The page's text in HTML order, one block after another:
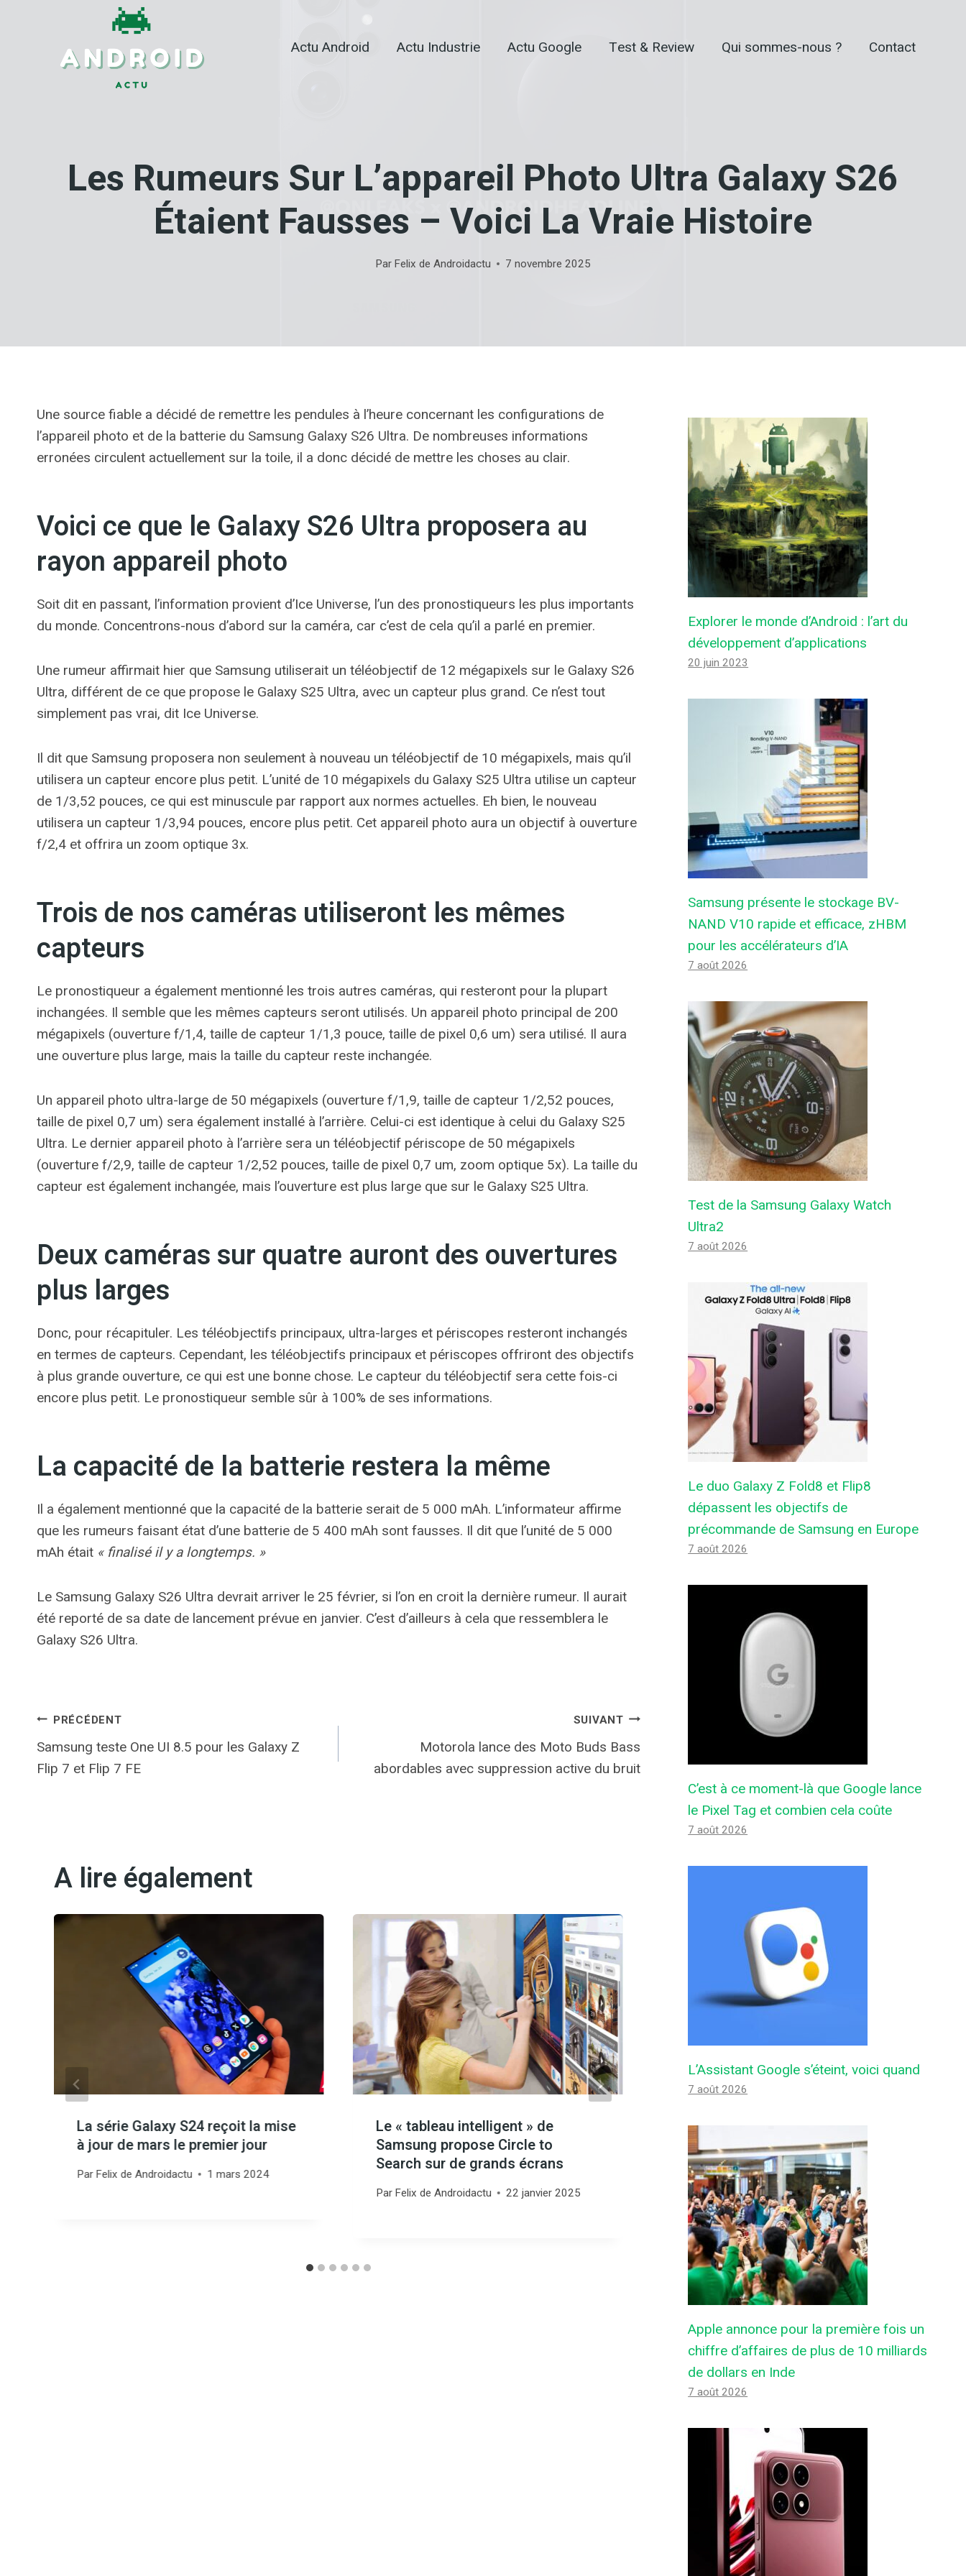
Actu Android Actu Industrie Actu Google Test & Review Qui sommes-nous ? Contact
Les Rumeurs Sur L’appareil Photo Ultra Galaxy S26
Étaient Fausses – Voici La Vraie Histoire
Par Felix de Androidactu 7 novembre 2025
Une source fiable a décidé de remettre les pendules à l’heure concernant les configurations de
l’appareil photo et de la batterie du Samsung Galaxy S26 Ultra. De nombreuses informations
erronées circulent actuellement sur la toile, il a donc décidé de mettre les choses au clair.
Voici ce que le Galaxy S26 Ultra proposera au
rayon appareil photo
Soit dit en passant, l’information provient d’Ice Universe, l’un des pronostiqueurs les plus importants
du monde. Concentrons-nous d’abord sur la caméra, car c’est de cela qu’il a parlé en premier.
Une rumeur affirmait hier que Samsung utiliserait un téléobjectif de 12 mégapixels sur le Galaxy S26
Ultra, différent de ce que propose le Galaxy S25 Ultra, avec un capteur plus grand. Ce n’est tout
simplement pas vrai, dit Ice Universe.
Il dit que Samsung proposera non seulement à nouveau un téléobjectif de 10 mégapixels, mais qu’il
utilisera un capteur encore plus petit. L’unité de 10 mégapixels du Galaxy S25 Ultra utilise un capteur
de 1/3,52 pouces, ce qui est minuscule par rapport aux normes actuelles. Eh bien, le nouveau
utilisera un capteur 1/3,94 pouces, encore plus petit. Cet appareil photo aura un objectif à ouverture
f/2,4 et offrira un zoom optique 3x.
Trois de nos caméras utiliseront les mêmes
capteurs
Le pronostiqueur a également mentionné les trois autres caméras, qui resteront pour la plupart
inchangées. Il semble que les mêmes capteurs seront utilisés. Un appareil photo principal de 200
mégapixels (ouverture f/1,4, taille de capteur 1/1,3 pouce, taille de pixel 0,6 um) sera utilisé. Il aura
une ouverture plus large, mais la taille du capteur reste inchangée.
Un appareil photo ultra-large de 50 mégapixels (ouverture f/1,9, taille de capteur 1/2,52 pouces,
taille de pixel 0,7 um) sera également installé à l’arrière. Celui-ci est identique à celui du Galaxy S25
Ultra. Le dernier appareil photo à l’arrière sera un téléobjectif périscope de 50 mégapixels
(ouverture f/2,9, taille de capteur 1/2,52 pouces, taille de pixel 0,7 um, zoom optique 5x). La taille du
capteur est également inchangée, mais l’ouverture est plus large que sur le Galaxy S25 Ultra.
Deux caméras sur quatre auront des ouvertures
plus larges
Donc, pour récapituler. Les téléobjectifs principaux, ultra-larges et périscopes resteront inchangés
en termes de capteurs. Cependant, les téléobjectifs principaux et périscopes offriront des objectifs
à plus grande ouverture, ce qui est une bonne chose. Le capteur du téléobjectif sera cette fois-ci
encore plus petit. Le pronostiqueur semble sûr à 100% de ses informations.
La capacité de la batterie restera la même
Il a également mentionné que la capacité de la batterie serait de 5 000 mAh. L’informateur affirme
que les rumeurs faisant état d’une batterie de 5 400 mAh sont fausses. Il dit que l’unité de 5 000
mAh était « finalisé il y a longtemps. »
Le Samsung Galaxy S26 Ultra devrait arriver le 25 février, si l’on en croit la dernière rumeur. Il aurait
été reporté de sa date de lancement prévue en janvier. C’est d’ailleurs à cela que ressemblera le
Galaxy S26 Ultra.
Navigation
de
PRÉCÉDENT
Samsung teste One UI 8.5 pour les Galaxy Z
Flip 7 et Flip 7 FE
SUIVANT
Motorola lance des Moto Buds Bass
abordables avec suppression active du bruit
A lire également
La série Galaxy S24 reçoit la mise
à jour de mars le premier jour
Par Felix de Androidactu 1 mars 2024
Le « tableau intelligent » de
Samsung propose Circle to
Search sur de grands écrans
Par Felix de Androidactu 22 janvier 2025
Microsoft Edge n’importera plus
automatiquement les données
d’autres navigateurs
ParFelix de Androidactu 19 février 2024
Explorer le monde d’Android : l’art du
développement d’applications
20 juin 2023
Samsung présente le stockage BV-
NAND V10 rapide et efficace, zHBM
pour les accélérateurs d’IA
7 août 2026
Test de la Samsung Galaxy Watch
Ultra2
7 août 2026
Le duo Galaxy Z Fold8 et Flip8
dépassent les objectifs de
précommande de Samsung en Europe
7 août 2026
C’est à ce moment-là que Google lance
le Pixel Tag et combien cela coûte
7 août 2026
L’Assistant Google s’éteint, voici quand
7 août 2026
Apple annonce pour la première fois un
chiffre d’affaires de plus de 10 milliards
de dollars en Inde
7 août 2026